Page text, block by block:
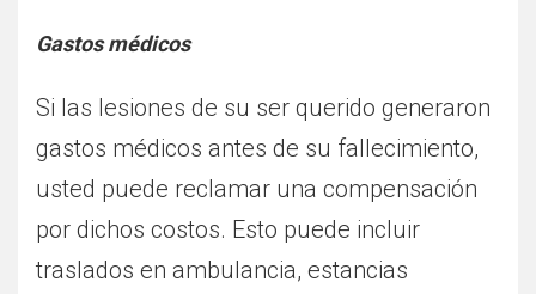
Gastos médicos
Si las lesiones de su ser querido generaron
gastos médicos antes de su fallecimiento,
usted puede reclamar una compensación
por dichos costos. Esto puede incluir
traslados en ambulancia, estancias